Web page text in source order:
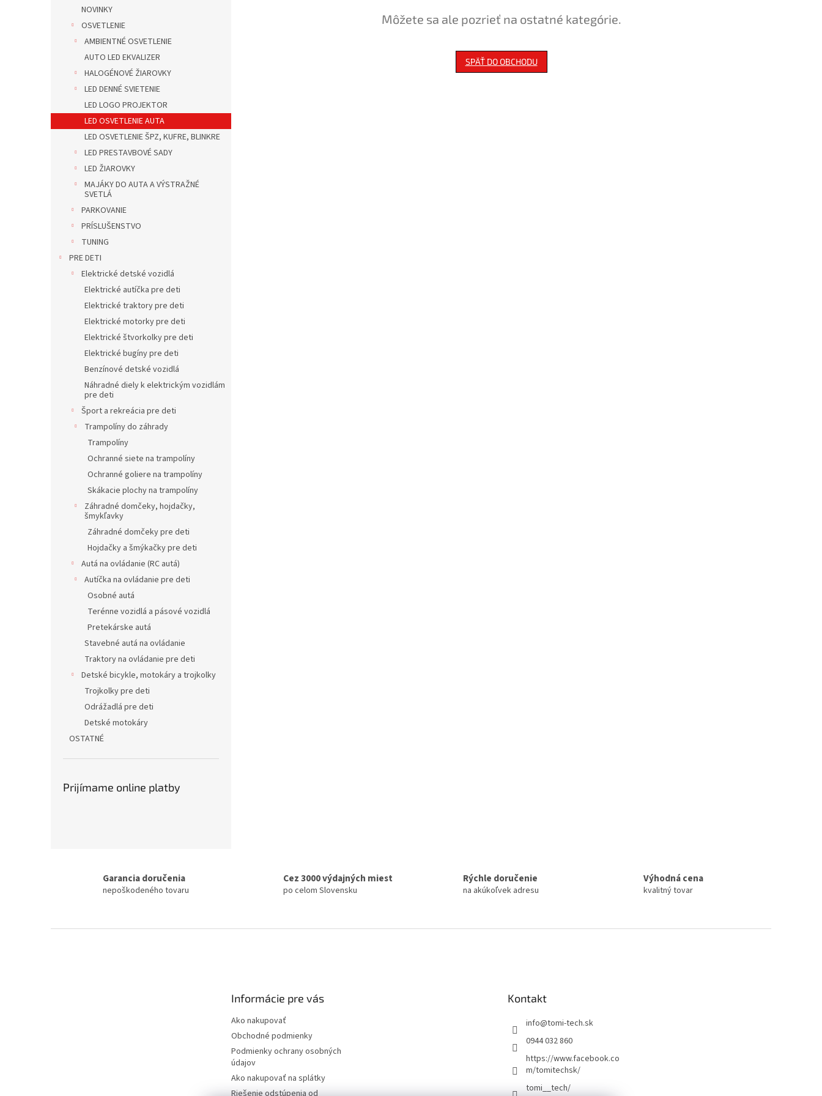
NOVINKY
OSVETLENIE
AMBIENTNÉ OSVETLENIE
AUTO LED EKVALIZER
HALOGÉNOVÉ ŽIAROVKY
LED DENNÉ SVIETENIE
LED LOGO PROJEKTOR
LED OSVETLENIE AUTA
LED OSVETLENIE ŠPZ, KUFRE, BLINKRE
LED PRESTAVBOVÉ SADY
LED ŽIAROVKY
MAJÁKY DO AUTA A VÝSTRAŽNÉ
SVETLÁ
PARKOVANIE
PRÍSLUŠENSTVO
TUNING
PRE DETI
Elektrické detské vozidlá
Elektrické autíčka pre deti
Elektrické traktory pre deti
Elektrické motorky pre deti
Elektrické štvorkolky pre deti
Elektrické bugíny pre deti
Benzínové detské vozidlá
Náhradné diely k elektrickým vozidlám
pre deti
Šport a rekreácia pre deti
Trampolíny do záhrady
Trampolíny
Ochranné siete na trampolíny
Ochranné goliere na trampolíny
Skákacie plochy na trampolíny
Záhradné domčeky, hojdačky,
šmykľavky
Záhradné domčeky pre deti
Hojdačky a šmýkačky pre deti
Autá na ovládanie (RC autá)
Autíčka na ovládanie pre deti
Osobné autá
Terénne vozidlá a pásové vozidlá
Pretekárske autá
Stavebné autá na ovládanie
Traktory na ovládanie pre deti
Detské bicykle, motokáry a trojkolky
Trojkolky pre deti
Odrážadlá pre deti
Detské motokáry
OSTATNÉ
Prijímame online platby
Môžete sa ale pozrieť na ostatné kategórie.
SPÄŤ DO OBCHODU
Garancia doručenia
nepoškodeného tovaru
Cez 3000 výdajných miest
po celom Slovensku
Rýchle doručenie
na akúkoľvek adresu
Výhodná cena
kvalitný tovar
Informácie pre vás
Ako nakupovať
Obchodné podmienky
Podmienky ochrany osobných
údajov
Ako nakupovať na splátky
Riešenie odstúpenia od
Kontakt
info@tomi-tech.sk
0944 032 860
https://www.facebook.co
m/tomitechsk/
tomi__tech/